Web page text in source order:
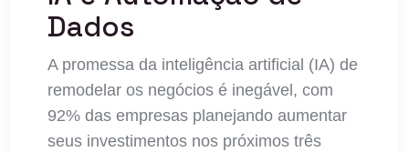
Dados
A promessa da inteligência artificial (IA) de
remodelar os negócios é inegável, com
92% das empresas planejando aumentar
seus investimentos nos próximos três